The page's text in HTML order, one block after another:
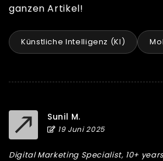
ganzen Artikel!
Künstliche Intelligenz (KI)
Sunil M.
19 Juni 2025
Digital Marketing Specialist, 10+